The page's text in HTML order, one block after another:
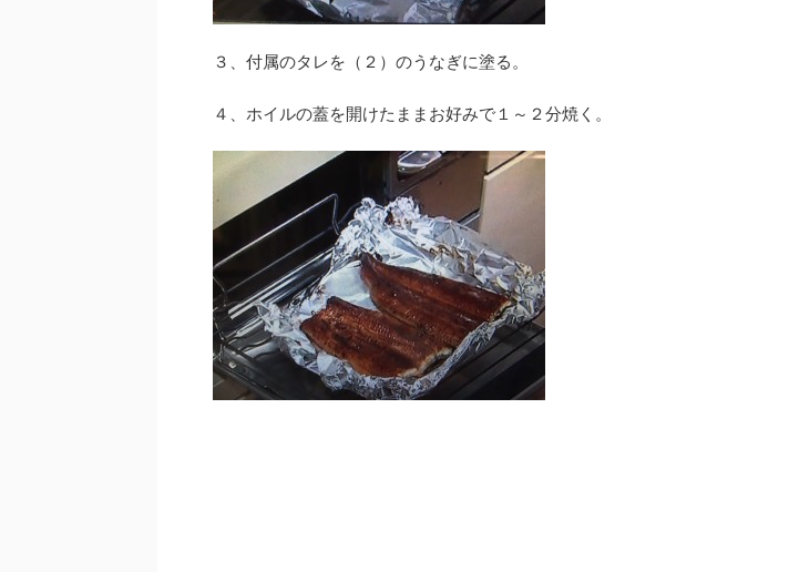
３、付属のタレを（２）のうなぎに塗る。
４、ホイルの蓋を開けたままお好みで１～２分焼く。